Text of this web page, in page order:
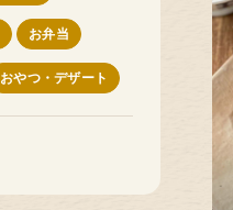
お弁当
おやつ・デザート